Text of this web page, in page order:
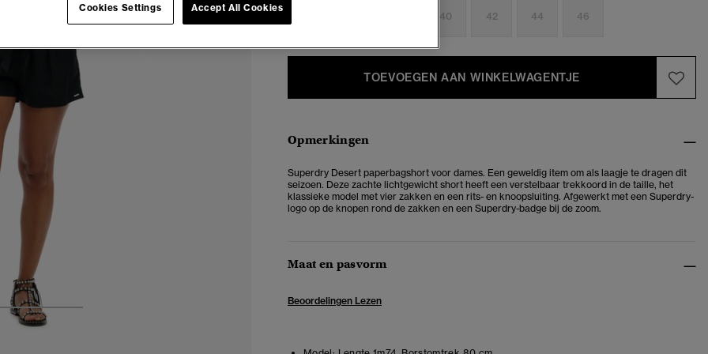
3 4
40 42 44 46
TOEVOEGEN AAN WINKELWAGENTJE
Opmerkingen
Superdry Desert paperbagshort voor dames. Een geweldig item om als laagje te dragen dit
seizoen. Deze zachte lichtgewicht short heeft een verstelbaar trekkoord in de taille, het
klassieke model met vier zakken en een rits- en knoopsluiting. Afgewerkt met een Superdry-
logo op de knopen rond de zakken en een Superdry-badge bij de zoom.
Maat en pasvorm
Beoordelingen Lezen
Cookies Settings Accept All Cookies